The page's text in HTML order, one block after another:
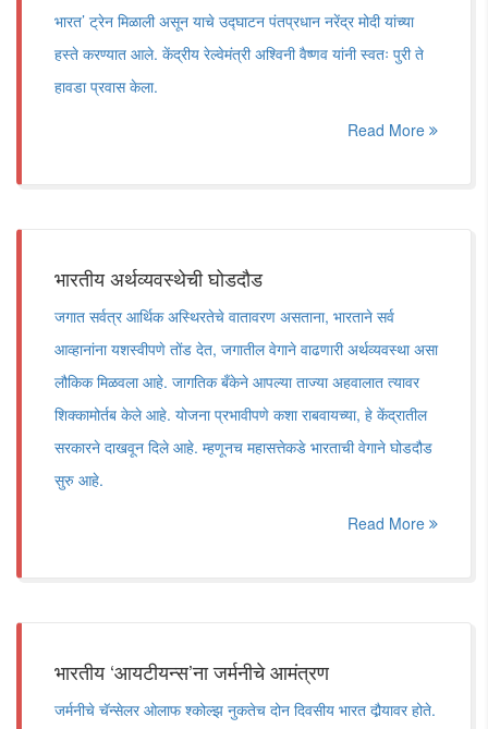
भारत’ ट्रेन मिळाली असून याचे उद्घाटन पंतप्रधान नरेंद्र मोदी यांच्या
हस्ते करण्यात आले. केंद्रीय रेल्वेमंत्री अश्विनी वैष्णव यांनी स्वतः पुरी ते
हावडा प्रवास केला.
Read More
भारतीय अर्थव्यवस्थेची घोडदौड
जगात सर्वत्र आर्थिक अस्थिरतेचे वातावरण असताना, भारताने सर्व
आव्हानांना यशस्वीपणे तोंड देत, जगातील वेगाने वाढणारी अर्थव्यवस्था असा
लौकिक मिळवला आहे. जागतिक बँकेने आपल्या ताज्या अहवालात त्यावर
शिक्कामोर्तब केले आहे. योजना प्रभावीपणे कशा राबवायच्या, हे केंद्रातील
सरकारने दाखवून दिले आहे. म्हणूनच महासत्तेकडे भारताची वेगाने घोडदौड
सुरु आहे.
Read More
भारतीय ‘आयटीयन्स’ना जर्मनीचे आमंत्रण
जर्मनीचे चॅन्सेलर ओलाफ श्कोल्झ नुकतेच दोन दिवसीय भारत दौर्‍यावर होते.